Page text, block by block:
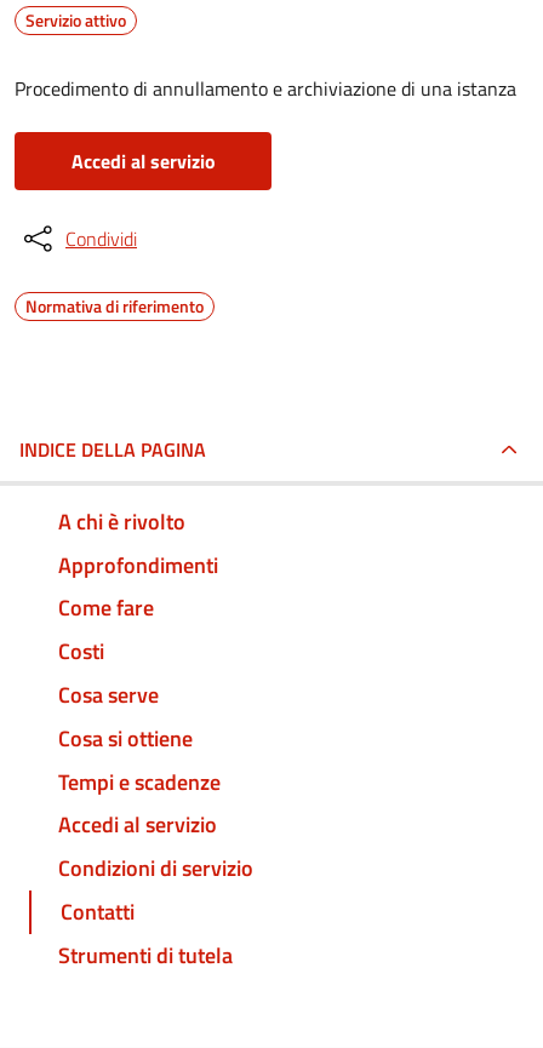
Servizio attivo
Procedimento di annullamento e archiviazione di una istanza
Accedi al servizio
Condividi
Normativa di riferimento
INDICE DELLA PAGINA
A chi è rivolto
Approfondimenti
Come fare
Costi
Cosa serve
Cosa si ottiene
Tempi e scadenze
Accedi al servizio
Condizioni di servizio
Contatti
Strumenti di tutela